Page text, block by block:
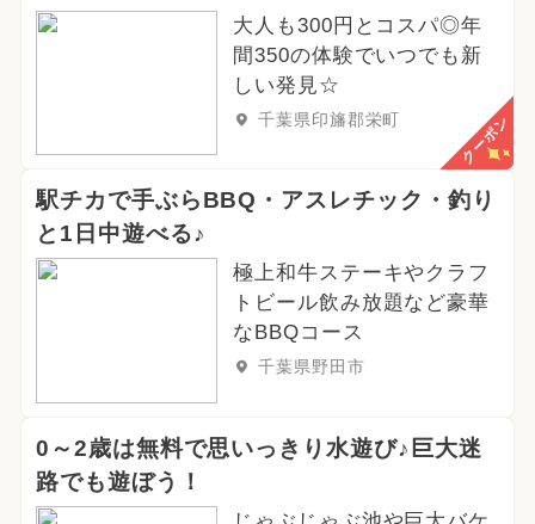
大人も300円とコスパ◎年
間350の体験でいつでも新
しい発見☆
千葉県印旛郡栄町 クーポン
駅チカで手ぶらBBQ・アスレチック・釣り
と1日中遊べる♪
極上和牛ステーキやクラフ
トビール飲み放題など豪華
なBBQコース
千葉県野田市
0～2歳は無料で思いっきり水遊び♪巨大迷
路でも遊ぼう！